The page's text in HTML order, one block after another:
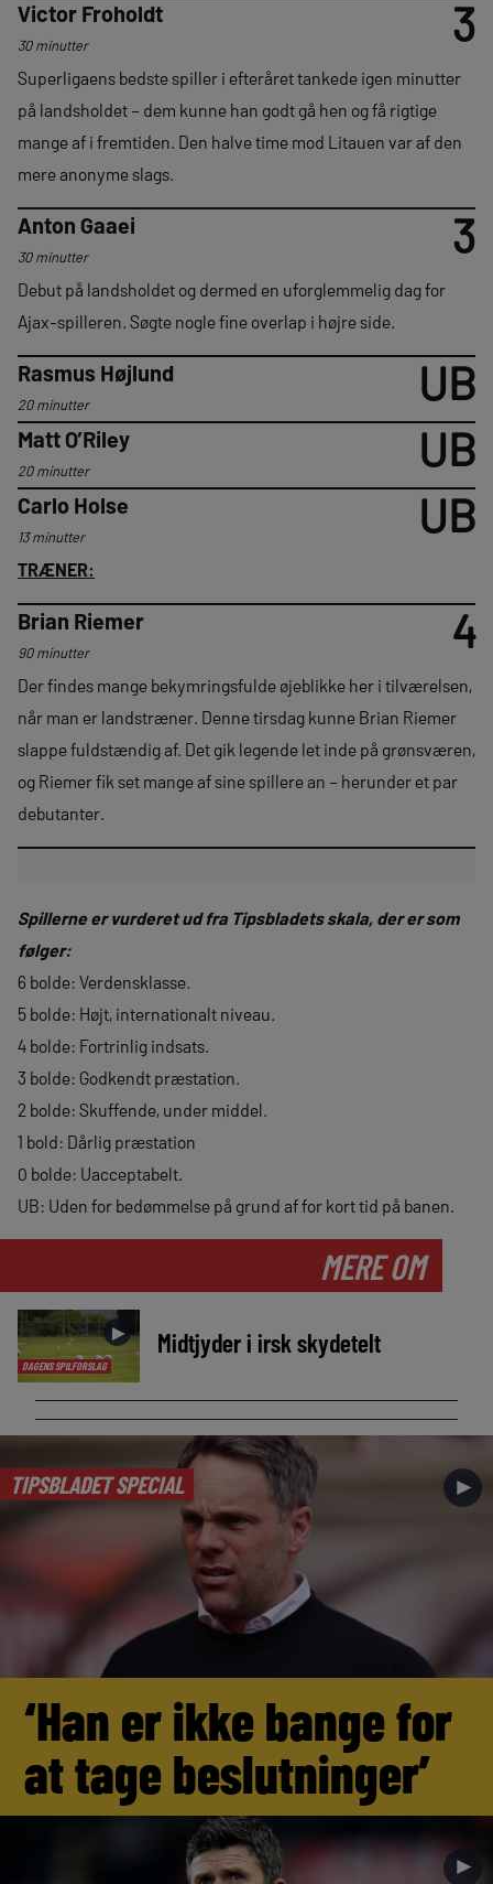
Victor Froholdt
30 minutter 3
Superligaens bedste spiller i efteråret tankede igen minutter
på landsholdet – dem kunne han godt gå hen og få rigtige
mange af i fremtiden. Den halve time mod Litauen var af den
mere anonyme slags.
Anton Gaaei
30 minutter 3
Debut på landsholdet og dermed en uforglemmelig dag for
Ajax-spilleren. Søgte nogle fine overlap i højre side.
Rasmus Højlund
20 minutter UB
Matt O’Riley
20 minutter UB
Carlo Holse
13 minutter UB
TRÆNER:
Brian Riemer
90 minutter 4
Der findes mange bekymringsfulde øjeblikke her i tilværelsen,
når man er landstræner. Denne tirsdag kunne Brian Riemer
slappe fuldstændig af. Det gik legende let inde på grønsværen,
og Riemer fik set mange af sine spillere an – herunder et par
debutanter.
Spillerne er vurderet ud fra Tipsbladets skala, der er som
følger:
6 bolde: Verdensklasse.
5 bolde: Højt, internationalt niveau.
4 bolde: Fortrinlig indsats.
3 bolde: Godkendt præstation.
2 bolde: Skuffende, under middel.
1 bold: Dårlig præstation
0 bolde: Uacceptabelt.
UB: Uden for bedømmelse på grund af for kort tid på banen.
MERE OM
DAGENS SPILFORSLAG
► Midtjyder i irsk skydetelt
TIPSBLADET SPECIAL ►
‘Han er ikke bange for
at tage beslutninger’
►